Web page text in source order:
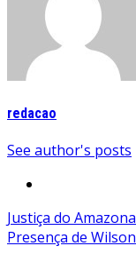
redacao
See author's posts
Navegação
de
Justiça do
Presença de